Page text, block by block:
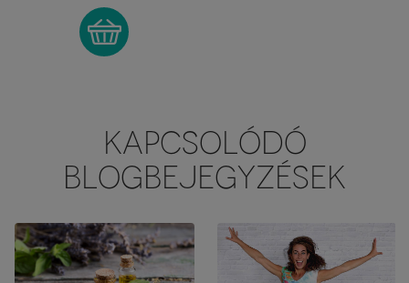
KAPCSOLÓDÓ
BLOGBEJEGYZÉSEK